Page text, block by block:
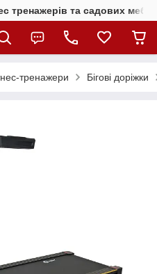
тренажерів та садових
тренажери Бігові доріжки